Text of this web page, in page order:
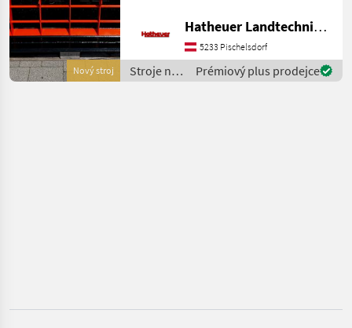
Mammut
Stockmann
Nový stroj
Baustelle ermöglicht. Es
ermöglicht den Bau von
Zementbettungen, trock
Hatheuer Landtechnik GmbH & Co.KG.
5233 Pischelsdorf
Stroje na
stavbu /
Prémiový plus prodejce